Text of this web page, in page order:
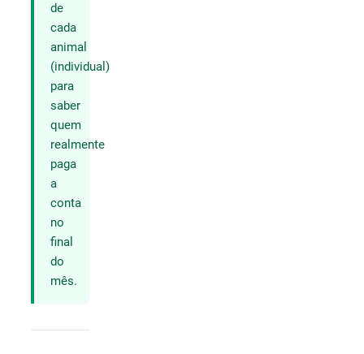
de
cada
animal
(individual)
para
saber
quem
realmente
paga
a
conta
no
final
do
mês.